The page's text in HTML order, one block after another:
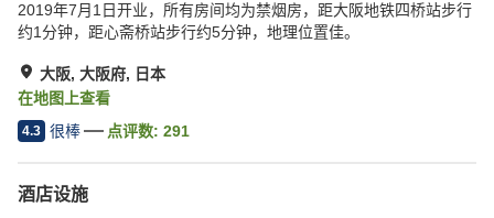
2019年7月1日开业，所有房间均为禁烟房，距大阪地铁四桥站步行
约1分钟，距心斋桥站步行约5分钟，地理位置佳。
大阪, 大阪府, 日本
在地图上查看
4.3 很棒 点评数: 291
酒店设施